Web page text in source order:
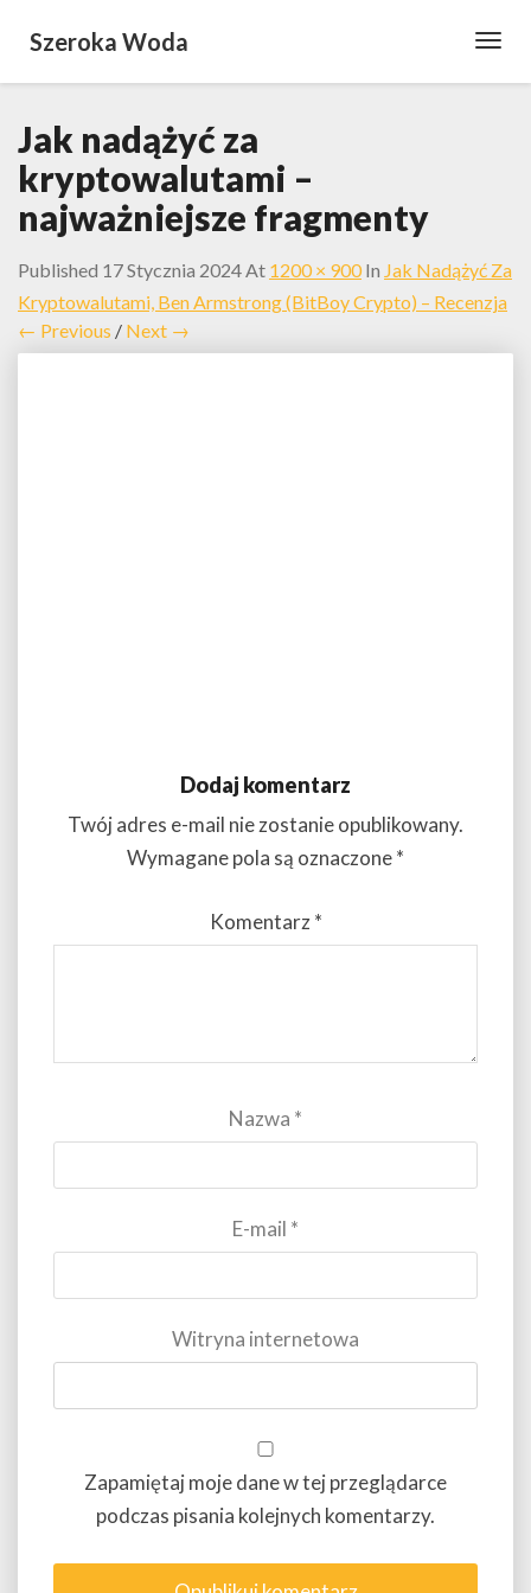
Szeroka Woda
Jak nadążyć za
kryptowalutami –
najważniejsze fragmenty
Published 17 Stycznia 2024At 1200 × 900In Jak Nadążyć Za
Kryptowalutami, Ben Armstrong (BitBoy Crypto) – Recenzja
← Previous / Next →
Dodaj komentarz
Twój adres e-mail nie zostanie opublikowany.
Wymagane pola są oznaczone*
Komentarz*
Nazwa *
E-mail *
Witryna internetowa
Zapamiętaj moje dane w tej przeglądarce
podczas pisania kolejnych komentarzy.